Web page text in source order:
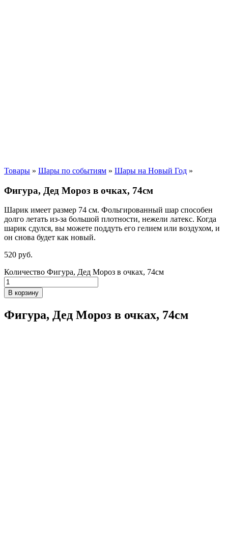
Товары » Шары по событиям » Шары на Новый Год »
Фигура, Дед Мороз в очках, 74см
Шарик имеет размер 74 см. Фольгированный шар способен
долго летать из-за большой плотности, нежели латекс. Когда
шарик сдулся, вы можете поддуть его гелием или воздухом, и
он снова будет как новый.
520 руб.
Количество Фигура, Дед Мороз в очках, 74см
В корзину
Фигура, Дед Мороз в очках, 74см